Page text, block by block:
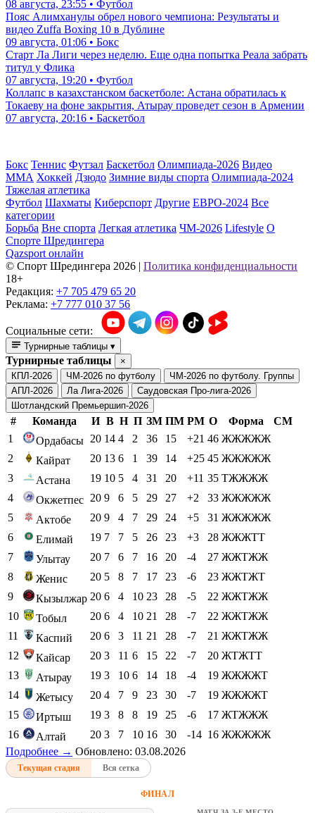
08 августа, 23:55 • Футбол
Пояс Алимханулы обрел нового чемпиона: Результаты и
видео Zuffa Boxing 10 в Дублине
09 августа, 01:06 • Бокс
Старт Ла Лиги через неделю. Еще одна попытка Реала забрать
титул у Флика
07 августа, 19:20 • Футбол
Коллапс в казахстанском баскетболе: Астана обратилась к
Токаеву на фоне закрытия, Атырау проведет сезон в Армении
07 августа, 20:16 • Баскетбол
Бокс Теннис Футзал Баскетбол Олимпиада-2026 Видео
ММА Хоккей Дзюдо Зимние виды спорта Олимпиада-2024
Тяжелая атлетика
Футбол Шахматы Киберспорт Другие ЕВРО-2024 Все
категории
Борьба Вне спорта Легкая атлетика ЧМ-2026 Lifestyle О
Спорте Шредингера
Qazsport онлайн
© Cпорт Шредингера 2026
Политика конфиденциальности
18+
Редакция: +7 705 479 65 20
Реклама: +7 777 010 37 56
Социальные сети:
Турнирные таблицы ▾
Турнирные таблицы
×
КПЛ-2026
ЧМ-2026 по футболу
ЧМ-2026 по футболу. Группы
АПЛ-2026
Ла Лига-2026
Саудовская Про-лига-2026
Шотландский Премьершип-2026
# Команда И В Н П ЗМ ПМ РМ О Форма
СМ
1
Ордабасы 20 14 4 2 36 15 +21 46 ЖЖЖЖЖ
2
Кайрат 20 13 6 1 39 14 +25 45 ЖЖЖЖЖ
3
Астана 19 10 5 4 31 20 +11 35 ТЖЖЖЖ
4
Окжетпес 20 9 6 5 29 27 +2 33 ЖЖЖЖЖ
5
Актобе 20 9 4 7 29 24 +5 31 ЖЖЖЖЖ
6
Елимай 19 7 7 5 26 23 +3 28 ЖЖЖТТ
7
Улытау 20 7 6 7 16 20 -4 27 ЖЖТЖЖ
8
Женис 20 5 8 7 17 23 -6 23 ЖЖТЖТ
9
Кызылжар 20 6 4 10 23 28 -5 22 ЖЖТЖЖ
10
Тобыл 20 6 4 10 21 28 -7 22 ЖЖТЖЖ
11
Каспий 20 6 3 11 21 28 -7 21 ЖЖТЖЖ
12
Кайсар 20 3 11 6 15 22 -7 20 ЖТЖТТ
13
Атырау 19 3 10 6 14 18 -4 19 ЖЖЖЖТ
14
Жетысу 20 4 7 9 23 30 -7 19 ЖЖЖЖТ
15
Иртыш 19 3 8 8 19 25 -6 17 ЖТЖЖЖ
16
Алтай 20 3 7 10 16 30 -14 16 ЖЖЖЖЖ
Подробнее → Обновлено: 03.08.2026
Текущая стадия Вся сетка
ФИНАЛ